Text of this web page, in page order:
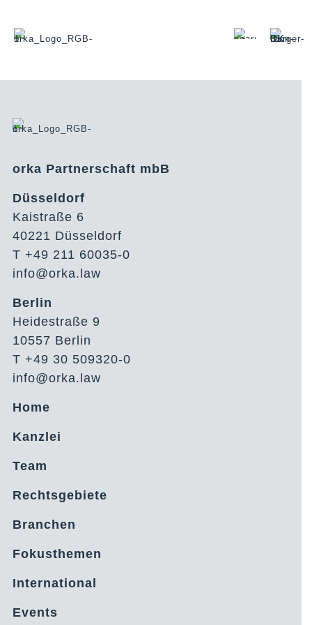
orka Partnerschaft mbB
Düsseldorf
Kaistraße 6
40221 Düsseldorf
T +49 211 60035-0
info@orka.law
Berlin
Heidestraße 9
10557 Berlin
T +49 30 509320-0
info@orka.law
Home
Kanzlei
Team
Rechtsgebiete
Branchen
Fokusthemen
International
Events